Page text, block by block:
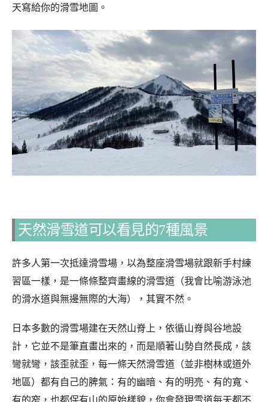
天寫給你的滑雪地圖。
天然滑雪道可以看見的7種風景
許多人第一次抵達滑雪場，以為整座滑雪場就跟新手村練
習區一樣，是一條條整齊畫線的滑雪道（我會比喻游泳池
的滑水道與無邊無際的大海），其實不然。
日本多數的滑雪場建在天然山脊上， 依循山脊與谷地設
計，它並不是筆直畫出來的，而是順著山勢自然長成，該
彎就彎，該歪就歪，每一條天然滑雪道（並非樹林或道外
地區）都有自己的脾氣：有的幽暗、有的明亮、有的寬、